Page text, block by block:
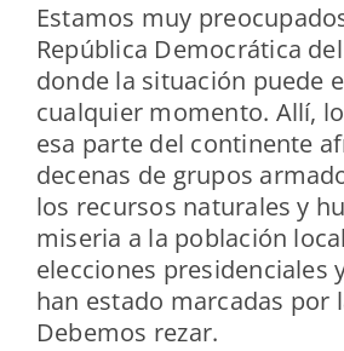
Estamos muy
República Democrática
donde la situación puede
cualquier momento. Allí,
esa parte del continente
decenas de grupos
los recursos naturales y
miseria a la población
elecciones presidenciales
han estado marcadas por
Debemos rezar.